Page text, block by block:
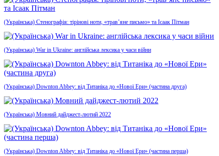
(Українська) Стенографія: тірінові ноти, «трав’яне письмо» та Ісаак Пітман
(Українська) War in Ukraine: англійська лексика у часи війни
(Українська) Downton Abbey: від Титаніка до «Нової Ери» (частина друга)
(Українська) Мовний дайджест-лютий 2022
(Українська) Downton Abbey: від Титаніка до «Нової Ери» (частина перша)